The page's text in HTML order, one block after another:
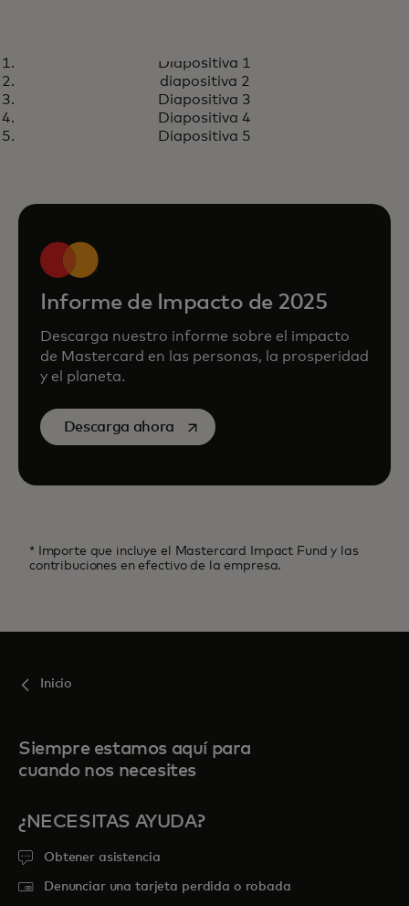
Conectando las empresas
rurales a herramientas
financieras y digitales para
Más información
Diapositiva 1
diapositiva 2
Diapositiva 3
Diapositiva 4
Diapositiva 5
Informe de Impacto de 2025
Descarga nuestro informe sobre el impacto
de Mastercard en las personas, la prosperidad
y el planeta.
Descarga ahora se abre en una pestaña nueva
* Importe que incluye el Mastercard Impact Fund y las
contribuciones en efectivo de la empresa.
Inicio
Siempre estamos aquí para
cuando nos necesites
¿NECESITAS AYUDA?
Obtener asistencia
Denunciar una tarjeta perdida o robada